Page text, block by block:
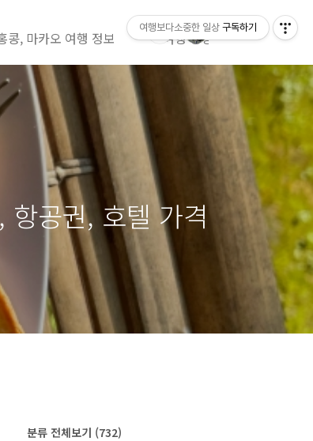
콩, 마카오 여행 정보 여행 영상정보( 유투브)
공권, 호텔 가격
분류 전체보기 (732)
여행보다소중한 일상 구독하기